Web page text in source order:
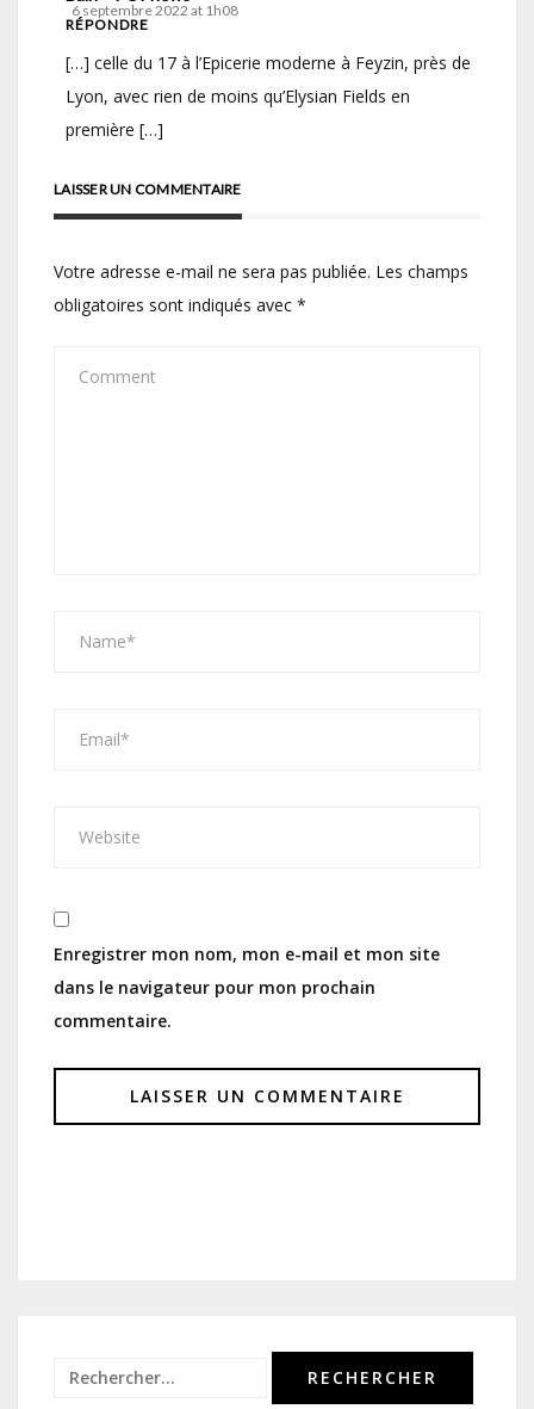
6 septembre 2022 at 1h08
RÉPONDRE
[…] celle du 17 à l’Epicerie moderne à Feyzin, près de
Lyon, avec rien de moins qu’Elysian Fields en
première […]
LAISSER UN COMMENTAIRE
Votre adresse e-mail ne sera pas publiée. Les champs
obligatoires sont indiqués avec *
Enregistrer mon nom, mon e-mail et mon site
dans le navigateur pour mon prochain
commentaire.
Rechercher :